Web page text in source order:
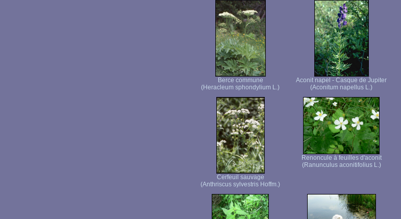
Berce commune
(Heracleum sphondylium L.)
Aconit napel - Casque de Jupiter
(Aconitum napellus L.)
Cerfeuil sauvage
(Anthriscus sylvestris Hoffm.)
Renoncule à feuilles d'aconit
(Ranunculus aconitifolius L.)